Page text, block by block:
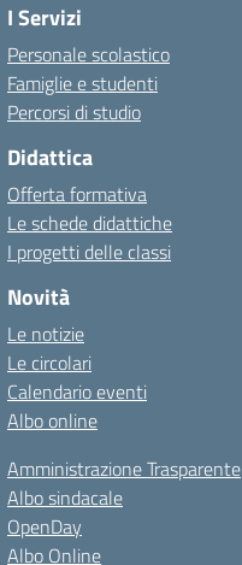
I Servizi
Personale scolastico
Famiglie e studenti
Percorsi di studio
Didattica
Offerta formativa
Le schede didattiche
I progetti delle classi
Novità
Le notizie
Le circolari
Calendario eventi
Albo online
Amministrazione Trasparente
Albo sindacale
OpenDay
Albo Online